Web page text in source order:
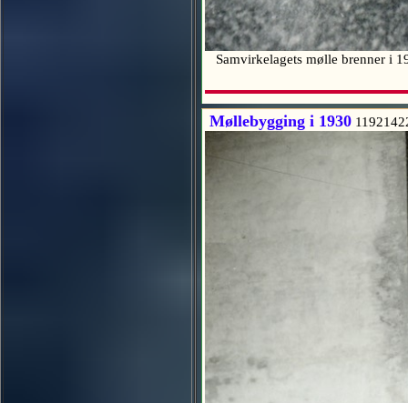
Samvirkelagets mølle brenner i
Møllebygging i 1930